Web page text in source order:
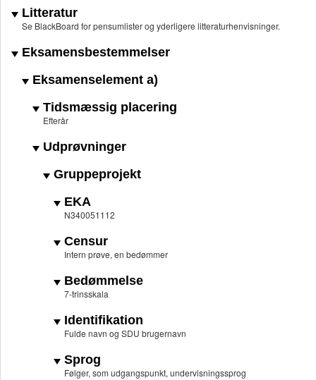
Litteratur
Se BlackBoard for pensumlister og yderligere litteraturhenvisninger.
Eksamensbestemmelser
Eksamenselement a)
Tidsmæssig placering
Efterår
Udprøvninger
Gruppeprojekt
EKA
N340051112
Censur
Intern prøve, en bedømmer
Bedømmelse
7-trinsskala
Identifikation
Fulde navn og SDU brugernavn
Sprog
Følger, som udgangspunkt, undervisningssprog